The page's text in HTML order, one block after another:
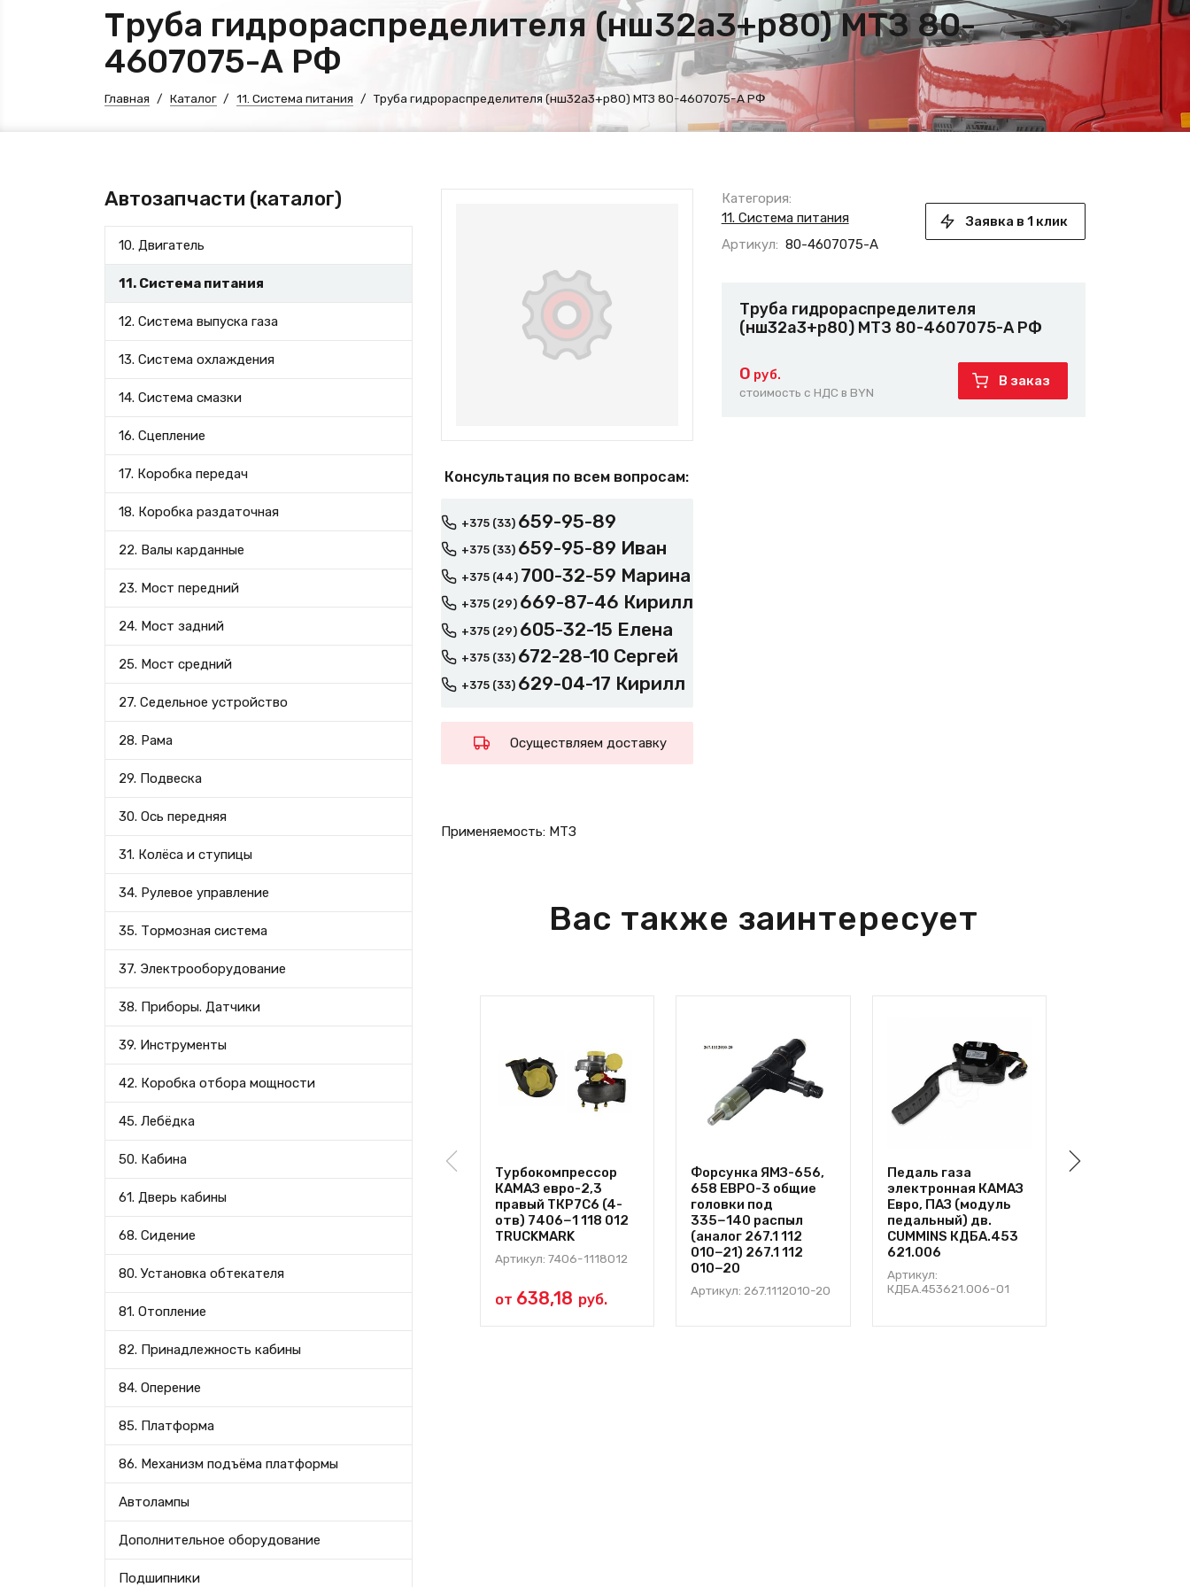
Труба гидрораспределителя (нш32а3+р80) МТЗ 80-
4607075-А РФ
Главная Каталог 11. Система питания Труба гидрораспределителя (нш32а3+р80) МТЗ 80-4607075-А РФ
Автозапчасти (каталог)
10. Двигатель
11. Система питания
12. Система выпуска газа
13. Система охлаждения
14. Система смазки
16. Сцепление
17. Коробка передач
18. Коробка раздаточная
22. Валы карданные
23. Мост передний
24. Мост задний
25. Мост средний
27. Седельное устройство
28. Рама
29. Подвеска
30. Ось передняя
31. Колёса и ступицы
34. Рулевое управление
35. Тормозная система
37. Электрооборудование
38. Приборы. Датчики
39. Инструменты
42. Коробка отбора мощности
45. Лебёдка
50. Кабина
61. Дверь кабины
68. Сидение
80. Установка обтекателя
81. Отопление
82. Принадлежность кабины
84. Оперение
85. Платформа
86. Механизм подъёма платформы
Автолампы
Дополнительное оборудование
Подшипники
Консультация по всем вопросам:
+375 (33) 659-95-89
+375 (33) 659-95-89 Иван
+375 (44) 700-32-59 Марина
+375 (29) 669-87-46 Кирилл
+375 (29) 605-32-15 Елена
+375 (33) 672-28-10 Сергей
+375 (33) 629-04-17 Кирилл
Осуществляем доставку
Категория:
11. Система питания
Артикул: 80-4607075-А
Заявка в 1 клик
Труба гидрораспределителя
(нш32а3+р80) МТЗ 80-4607075-А РФ
0 руб.
стоимость с НДС в BYN
В заказ
Применяемость: МТЗ
Вас также заинтересует
Турбокомпрессор
КАМАЗ евро-2,3
правый ТКР7С6 (4-
отв) 7406−1 118 012
TRUCKMARK
Артикул: 7406-1118012
от 638,18 руб.
Форсунка ЯМЗ-656,
658 ЕВРО-3 общие
головки под
335−140 распыл
(аналог 267.1 112
010−21) 267.1 112
010−20
Артикул: 267.1112010-20
Педаль газа
электронная КАМАЗ
Евро, ПАЗ (модуль
педальный) дв.
CUMMINS КДБА.453
621.006
Артикул:
КДБА.453621.006-01